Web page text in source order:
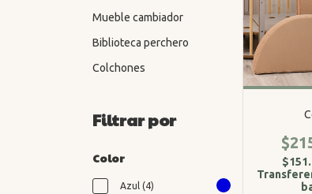
Mueble cambiador
Biblioteca perchero
Colchones
Filtrar por
Color
Azul (4)